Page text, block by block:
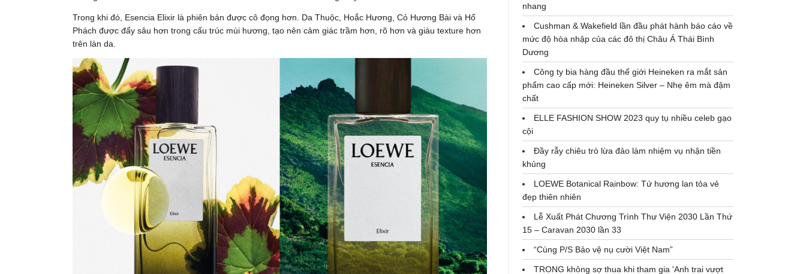
Trong khi đó, Esencia Elixir là phiên bản được cô đọng hơn. Da Thuộc, Hoắc Hương, Cỏ Hương Bài và Hổ
Phách được đẩy sâu hơn trong cấu trúc mùi hương, tạo nên cảm giác trầm hơn, rõ hơn và giàu texture hơn
trên làn da.
nhang
Cushman & Wakefield lần đầu phát hành báo cáo về
mức độ hòa nhập của các đô thị Châu Á Thái Bình
Dương
Công ty bia hàng đầu thế giới Heineken ra mắt sản
phẩm cao cấp mới: Heineken Silver – Nhẹ êm mà đậm
chất
ELLE FASHION SHOW 2023 quy tụ nhiều celeb gạo
cội
Đầy rẫy chiêu trò lừa đảo làm nhiệm vụ nhận tiền
khủng
LOEWE Botanical Rainbow: Tứ hương lan tỏa vẻ
đẹp thiên nhiên
Lễ Xuất Phát Chương Trình Thư Viện 2030 Lần Thứ
15 – Caravan 2030 lần 33
“Cùng P/S Bảo vệ nụ cười Việt Nam”
TRONG không sợ thua khi tham gia 'Anh trai vượt